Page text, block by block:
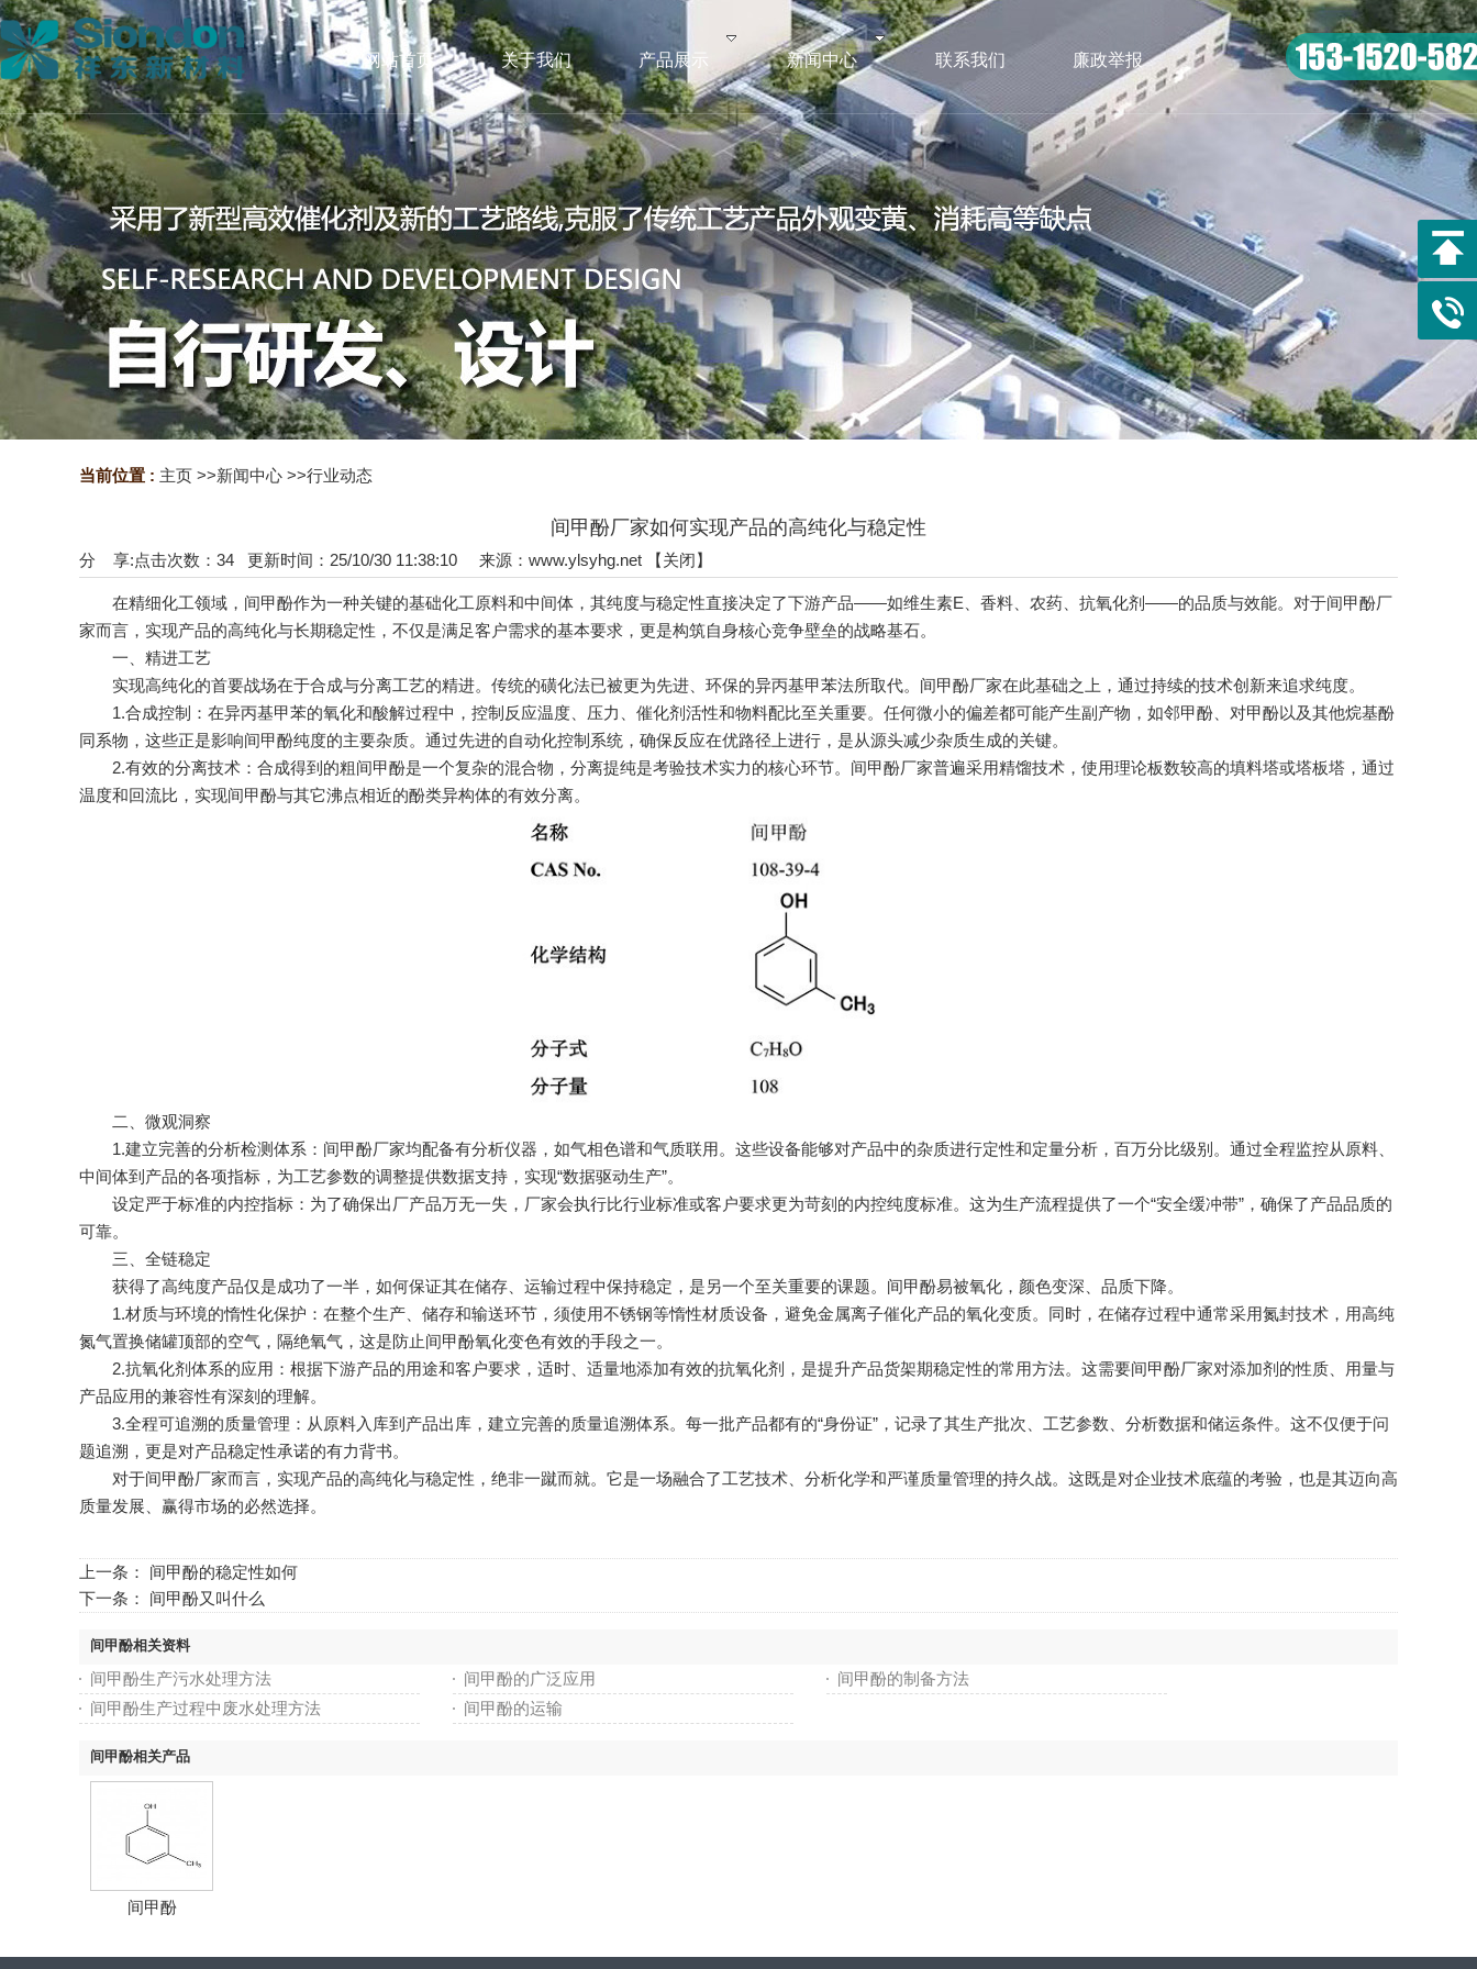
网站首页 关于我们 产品展示 新闻中心 联系我们 廉政举报
当前位置 : 主页 >>新闻中心 >>行业动态
间甲酚厂家如何实现产品的高纯化与稳定性
点击次数： 34 更新时间：25/10/30 11:38:10 来源： www.ylsyhg.net 【关闭】
分 享:
在精细化工领域，间甲酚作为一种关键的基础化工原料和中间体，其纯度与稳定性直接决定了下游产品——如维生素E、香料、农药、抗氧化剂——的品质与效能。对于间甲酚厂
家而言，实现产品的高纯化与长期稳定性，不仅是满足客户需求的基本要求，更是构筑自身核心竞争壁垒的战略基石。
一、精进工艺
实现高纯化的首要战场在于合成与分离工艺的精进。传统的磺化法已被更为先进、环保的异丙基甲苯法所取代。间甲酚厂家在此基础之上，通过持续的技术创新来追求纯度。
1.合成控制：在异丙基甲苯的氧化和酸解过程中，控制反应温度、压力、催化剂活性和物料配比至关重要。任何微小的偏差都可能产生副产物，如邻甲酚、对甲酚以及其他烷基酚
同系物，这些正是影响间甲酚纯度的主要杂质。通过先进的自动化控制系统，确保反应在优路径上进行，是从源头减少杂质生成的关键。
2.有效的分离技术：合成得到的粗间甲酚是一个复杂的混合物，分离提纯是考验技术实力的核心环节。间甲酚厂家普遍采用精馏技术，使用理论板数较高的填料塔或塔板塔，通过
温度和回流比，实现间甲酚与其它沸点相近的酚类异构体的有效分离。
二、微观洞察
1.建立完善的分析检测体系：间甲酚厂家均配备有分析仪器，如气相色谱和气质联用。这些设备能够对产品中的杂质进行定性和定量分析，百万分比级别。通过全程监控从原料、
中间体到产品的各项指标，为工艺参数的调整提供数据支持，实现“数据驱动生产”。
设定严于标准的内控指标：为了确保出厂产品万无一失，厂家会执行比行业标准或客户要求更为苛刻的内控纯度标准。这为生产流程提供了一个“安全缓冲带”，确保了产品品质的
可靠。
三、全链稳定
获得了高纯度产品仅是成功了一半，如何保证其在储存、运输过程中保持稳定，是另一个至关重要的课题。间甲酚易被氧化，颜色变深、品质下降。
1.材质与环境的惰性化保护：在整个生产、储存和输送环节，须使用不锈钢等惰性材质设备，避免金属离子催化产品的氧化变质。同时，在储存过程中通常采用氮封技术，用高纯
氮气置换储罐顶部的空气，隔绝氧气，这是防止间甲酚氧化变色有效的手段之一。
2.抗氧化剂体系的应用：根据下游产品的用途和客户要求，适时、适量地添加有效的抗氧化剂，是提升产品货架期稳定性的常用方法。这需要间甲酚厂家对添加剂的性质、用量与
产品应用的兼容性有深刻的理解。
3.全程可追溯的质量管理：从原料入库到产品出库，建立完善的质量追溯体系。每一批产品都有的“身份证”，记录了其生产批次、工艺参数、分析数据和储运条件。这不仅便于问
题追溯，更是对产品稳定性承诺的有力背书。
对于间甲酚厂家而言，实现产品的高纯化与稳定性，绝非一蹴而就。它是一场融合了工艺技术、分析化学和严谨质量管理的持久战。这既是对企业技术底蕴的考验，也是其迈向高
质量发展、赢得市场的必然选择。
上一条： 间甲酚的稳定性如何
下一条： 间甲酚又叫什么
间甲酚相关资料
间甲酚生产污水处理方法 间甲酚的广泛应用
间甲酚的制备方法
间甲酚生产过程中废水处理方法
间甲酚的运输
间甲酚相关产品
间甲酚